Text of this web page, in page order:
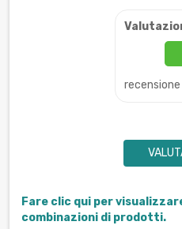
Fare clic qui per
combinazioni di prodotti.